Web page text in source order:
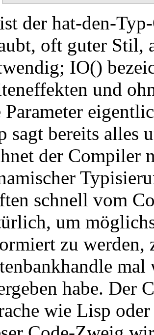
der hat-den-
oft guter Stil,
IO()
und
Parameter
sagt bereits alles
der Compiler
schnell vom
um
zu werden,
habe. Der
wie Lisp